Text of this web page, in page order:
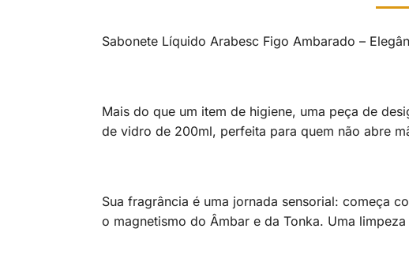
Sabonete Líquido Arabesc Figo Ambarado –
Mais do que um item de higiene, uma peça de
de vidro de 200ml, perfeita para quem não abre
Sua fragrância é uma jornada sensorial: começa
o magnetismo do Âmbar e da Tonka. Uma